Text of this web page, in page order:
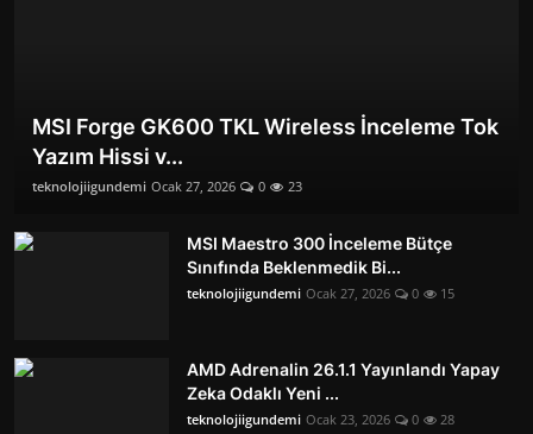
MSI Forge GK600 TKL Wireless İnceleme Tok
Yazım Hissi v...
teknolojiigundemi Ocak 27, 2026 0 23
MSI Maestro 300 İnceleme Bütçe
Sınıfında Beklenmedik Bi...
teknolojiigundemi Ocak 27, 2026 0 15
AMD Adrenalin 26.1.1 Yayınlandı Yapay
Zeka Odaklı Yeni ...
teknolojiigundemi Ocak 23, 2026 0 28